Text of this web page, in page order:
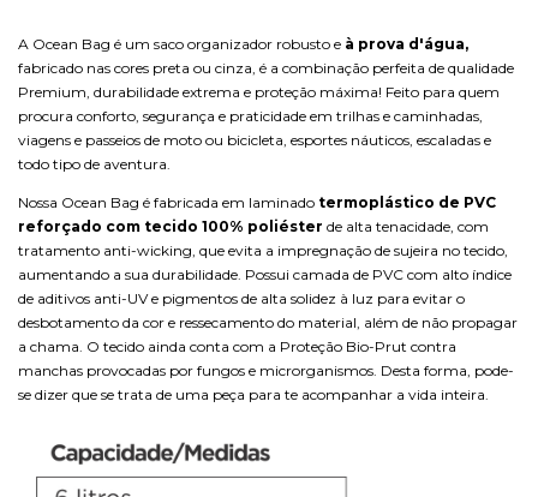
A Ocean Bag é um saco organizador robusto e à prova d'água,
fabricado nas cores preta ou cinza, é a combinação perfeita de qualidade
Premium, durabilidade extrema e proteção máxima! Feito para quem
procura conforto, segurança e praticidade em trilhas e caminhadas,
viagens e passeios de moto ou bicicleta, esportes náuticos, escaladas e
todo tipo de aventura.
Nossa Ocean Bag é fabricada em laminado termoplástico de PVC
reforçado com tecido 100% poliéster de alta tenacidade, com
tratamento anti-wicking, que evita a impregnação de sujeira no tecido,
aumentando a sua durabilidade. Possui camada de PVC com alto índice
de aditivos anti-UV e pigmentos de alta solidez à luz para evitar o
desbotamento da cor e ressecamento do material, além de não propagar
a chama. O tecido ainda conta com a Proteção Bio-Prut contra
manchas provocadas por fungos e microrganismos. Desta forma, pode-
se dizer que se trata de uma peça para te acompanhar a vida inteira.